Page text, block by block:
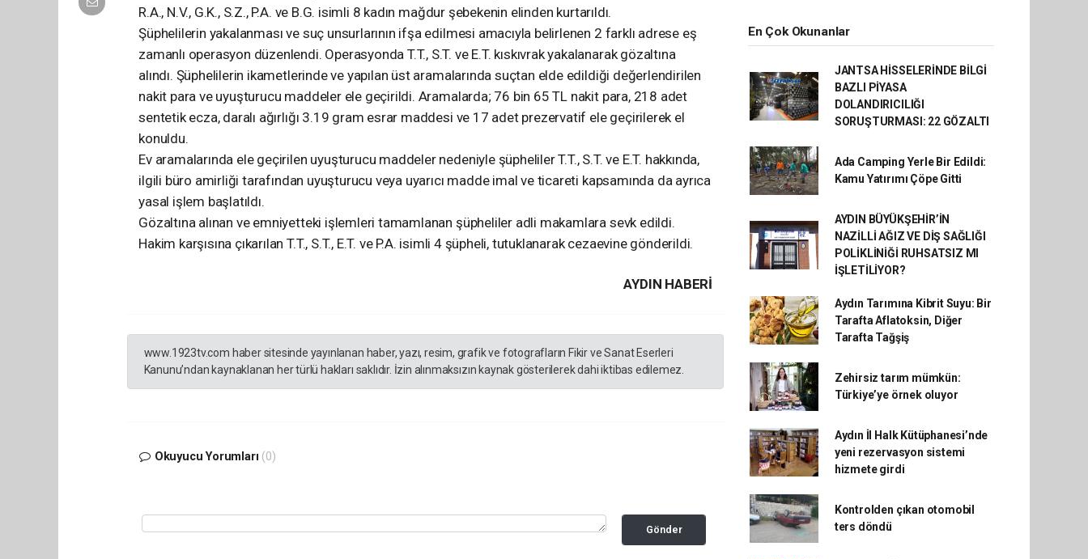
R.A., N.V., G.K., S.Z., P.A. ve B.G. isimli 8 kadın mağdur şebekenin elinden kurtarıldı.
Şüphelilerin yakalanması ve suç unsurlarının ifşa edilmesi amacıyla belirlenen 2 farklı adrese eş
zamanlı operasyon düzenlendi. Operasyonda T.T., S.T. ve E.T. kıskıvrak yakalanarak gözaltına
alındı. Şüphelilerin ikametlerinde ve yapılan üst aramalarında suçtan elde edildiği değerlendirilen
nakit para ve uyuşturucu maddeler ele geçirildi. Aramalarda; 76 bin 65 TL nakit para, 218 adet
sentetik ecza, daralı ağırlığı 3.19 gram esrar maddesi ve 17 adet prezervatif ele geçirilerek el
konuldu.
Ev aramalarında ele geçirilen uyuşturucu maddeler nedeniyle şüpheliler T.T., S.T. ve E.T. hakkında,
ilgili büro amirliği tarafından uyuşturucu veya uyarıcı madde imal ve ticareti kapsamında da ayrıca
yasal işlem başlatıldı.
Gözaltına alınan ve emniyetteki işlemleri tamamlanan şüpheliler adli makamlara sevk edildi.
Hakim karşısına çıkarılan T.T., S.T., E.T. ve P.A. isimli 4 şüpheli, tutuklanarak cezaevine gönderildi.
AYDIN HABERİ
www.1923tv.com haber sitesinde yayınlanan haber, yazı, resim, grafik ve fotografların Fikir ve Sanat Eserleri
Kanunu’ndan kaynaklanan her türlü hakları saklıdır. İzin alınmaksızın kaynak gösterilerek dahi iktibas edilemez.
Okuyucu Yorumları (0)
Gönder
En Çok Okunanlar
JANTSA HİSSELERİNDE BİLGİ
BAZLI PİYASA
DOLANDIRICILIĞI
SORUŞTURMASI: 22 GÖZALTI
Ada Camping Yerle Bir Edildi:
Kamu Yatırımı Çöpe Gitti
AYDIN BÜYÜKŞEHİR’İN
NAZİLLİ AĞIZ VE DİŞ SAĞLIĞI
POLİKLİNİĞİ RUHSATSIZ MI
İŞLETİLİYOR?
Aydın Tarımına Kibrit Suyu: Bir
Tarafta Aflatoksin, Diğer
Tarafta Tağşiş
Zehirsiz tarım mümkün:
Türkiye’ye örnek oluyor
Aydın İl Halk Kütüphanesi’nde
yeni rezervasyon sistemi
hizmete girdi
Kontrolden çıkan otomobil
ters döndü